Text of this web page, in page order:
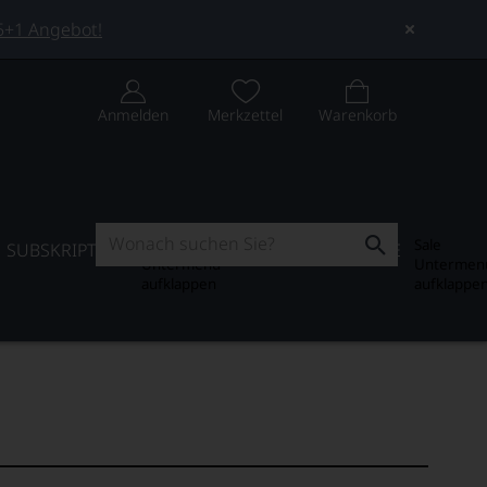
Angebot!
Anmelden Merkzettel Warenkorb
SUBSKRIPTION
Untermenü
SALE